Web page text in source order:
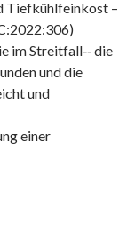
Tiefkühlfeinkost –
im Streitfall‑‑ die
und die
und
einer